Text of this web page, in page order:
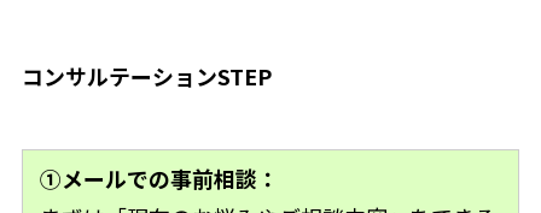
コンサルテーションSTEP
①メールでの事前相談：